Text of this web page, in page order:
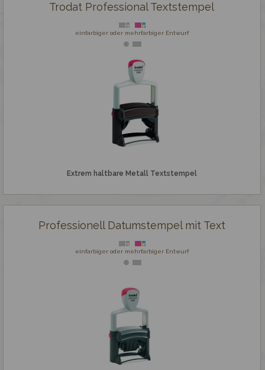
Professionelle Stempel
Stempelplatte
Holzstempel und Royal Mark
Trodat Professional Textstempel
einfarbiger oder mehrfarbiger Entwurf
Extrem haltbare Metall Textstempel
Professionell Datumstempel mit Text
einfarbiger oder mehrfarbiger Entwurf